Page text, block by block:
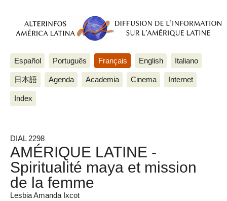
Español Português Français English Italiano
日本語 Agenda Academia Cinema Internet
Index
DIAL 2298
AMÉRIQUE LATINE -
Spiritualité maya et mission
de la femme
Lesbia Amanda Ixcot